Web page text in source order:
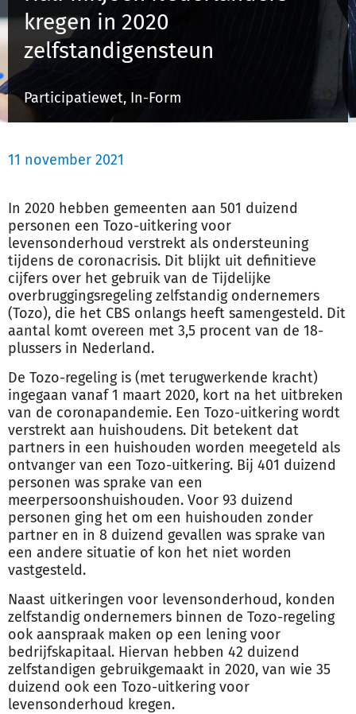
Inloggen
Registreren
kregen in 2020
zelfstandigensteun
Participatiewet, In-Form
11 november 2021
In 2020 hebben gemeenten aan 501 duizend
personen een Tozo-uitkering voor
levensonderhoud verstrekt als ondersteuning
tijdens de coronacrisis. Dit blijkt uit definitieve
cijfers over het gebruik van de Tijdelijke
overbruggingsregeling zelfstandig ondernemers
(Tozo), die het CBS onlangs heeft samengesteld. Dit
aantal komt overeen met 3,5 procent van de 18-
plussers in Nederland.
De Tozo-regeling is (met terugwerkende kracht)
ingegaan vanaf 1 maart 2020, kort na het uitbreken
van de coronapandemie. Een Tozo-uitkering wordt
verstrekt aan huishoudens. Dit betekent dat
partners in een huishouden worden meegeteld als
ontvanger van een Tozo-uitkering. Bij 401 duizend
personen was sprake van een
meerpersoonshuishouden. Voor 93 duizend
personen ging het om een huishouden zonder
partner en in 8 duizend gevallen was sprake van
een andere situatie of kon het niet worden
vastgesteld.
Naast uitkeringen voor levensonderhoud, konden
zelfstandig ondernemers binnen de Tozo-regeling
ook aanspraak maken op een lening voor
bedrijfskapitaal. Hiervan hebben 42 duizend
zelfstandigen gebruikgemaakt in 2020, van wie 35
duizend ook een Tozo-uitkering voor
levensonderhoud kregen.